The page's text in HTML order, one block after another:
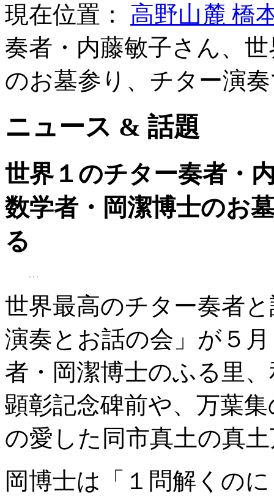
現在位置： 高野山麓 橋
奏者・内藤敏子さん、
のお墓参り、チター演
ニュース & 話題
世界１のチター奏者・
数学者・岡潔博士のお
る
世界最高のチター奏者
演奏とお話の会」が５
者・岡潔博士のふる里
顕彰記念碑前や、万葉
の愛した同市真土の真
岡博士は「１問解くの